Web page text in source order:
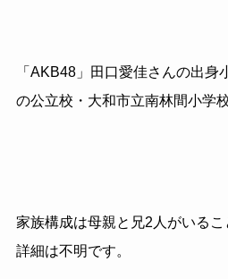
「AKB48」田口愛佳さんの出身
の公立校・大和市立南林間小学
家族構成は母親と兄2人がいるこ
詳細は不明です。